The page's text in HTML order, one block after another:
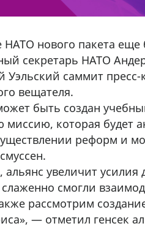
нового пакета
секретарь НАТО
саммит
вещателя.
быть создан
которая будет
реформ и
альянс увеличит
смогли
рассмотрим
— отметил генсек